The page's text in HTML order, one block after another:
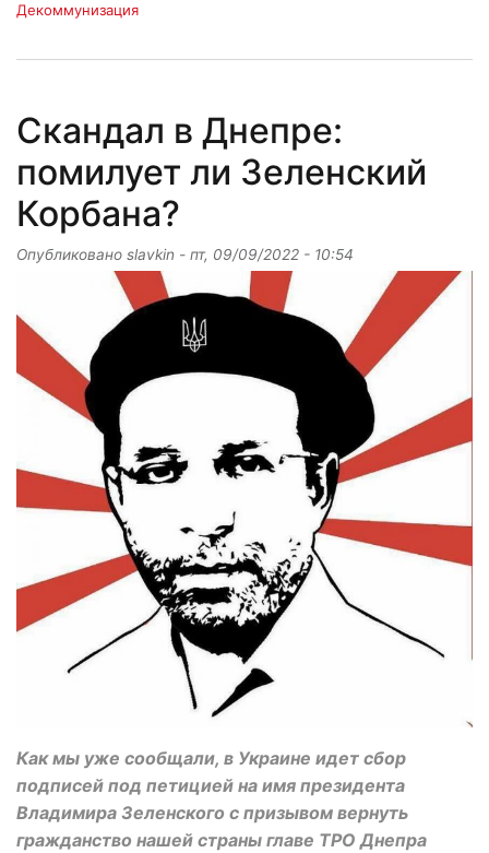
Декоммунизация
Скандал в Днепре:
помилует ли Зеленский
Корбана?
Опубликовано slavkin - пт, 09/09/2022 - 10:54
Как мы уже сообщали, в Украине идет сбор
подписей под петицией на имя президента
Владимира Зеленского с призывом вернуть
гражданство нашей страны главе ТРО Днепра